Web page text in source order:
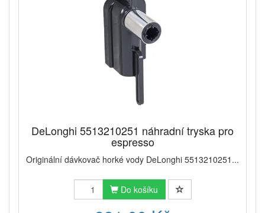
DeLonghi 5513210251 náhradní tryska pro
espresso
Originální dávkovač horké vody DeLonghi 5513210251...
Do košíku